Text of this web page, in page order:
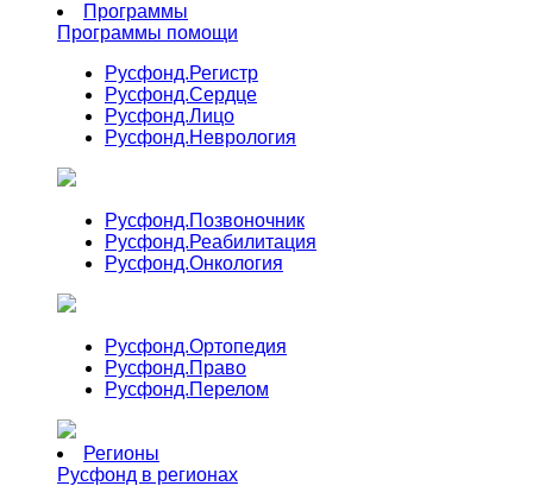
Программы
Программы помощи
Русфонд.Регистр
Русфонд.Сердце
Русфонд.Лицо
Русфонд.Неврология
Русфонд.Позвоночник
Русфонд.Реабилитация
Русфонд.Онкология
Русфонд.Ортопедия
Русфонд.Право
Русфонд.Перелом
Регионы
Русфонд в регионах